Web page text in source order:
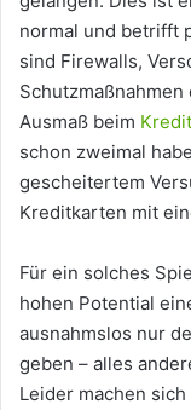
normal und betrifft
sind Firewalls,
Ausmaß beim
schon zweimal
gescheitertem
Kreditkarten mit
Für ein solches
hohen Potential
ausnahmslos nur
geben – alles
Leider machen